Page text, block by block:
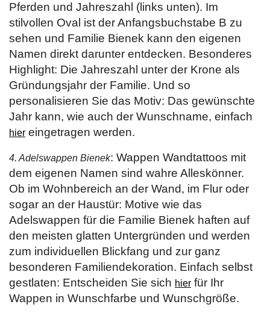
Pferden und Jahreszahl (links unten). Im
stilvollen Oval ist der Anfangsbuchstabe B zu
sehen und Familie Bienek kann den eigenen
Namen direkt darunter entdecken. Besonderes
Highlight: Die Jahreszahl unter der Krone als
Gründungsjahr der Familie. Und so
personalisieren Sie das Motiv: Das gewünschte
Jahr kann, wie auch der Wunschname, einfach
hier eingetragen werden.
4. Adelswappen Bienek: Wappen Wandtattoos mit
dem eigenen Namen sind wahre Alleskönner.
Ob im Wohnbereich an der Wand, im Flur oder
sogar an der Haustür: Motive wie das
Adelswappen für die Familie Bienek haften auf
den meisten glatten Untergründen und werden
zum individuellen Blickfang und zur ganz
besonderen Familiendekoration. Einfach selbst
gestlaten: Entscheiden Sie sich hier für Ihr
Wappen in Wunschfarbe und Wunschgröße.